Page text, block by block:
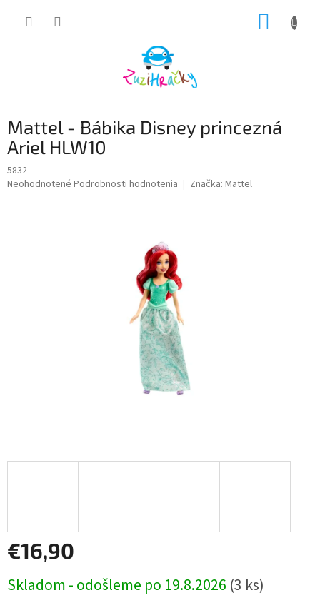
Mattel - Bábika Disney princezná
Ariel HLW10
5832
Priemerné
Neohodnotené Podrobnosti hodnotenia Značka: Mattel
€16,90
cena:
Skladom - odošleme po 19.8.2026 (3 ks)